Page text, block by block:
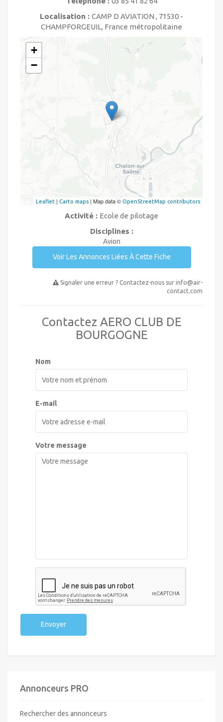
Localisation : CAMP D AVIATION , 71530 -
CHAMPFORGEUIL, France métropolitaine
+
−
Leaflet | Carto maps | Map data © OpenStreetMap contributors
Activité : Ecole de pilotage
Disciplines :
Avion
Voir Les Annonces Liées À Cette Fiche
Signaler une erreur ? Contactez-nous sur info@air-
contact.com
Contactez AERO CLUB DE
BOURGOGNE
Nom
E-mail
Votre message
Envoyer
Annonceurs PRO
Rechercher des annonceurs